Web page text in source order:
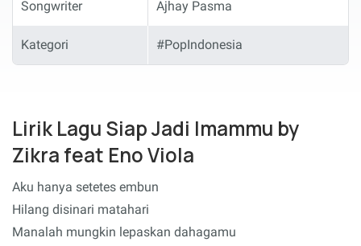
Songwriter Ajhay Pasma
Kategori #PopIndonesia
Lirik Lagu Siap Jadi Imammu by
Zikra feat Eno Viola
Aku hanya setetes embun
Hilang disinari matahari
Manalah mungkin lepaskan dahagamu